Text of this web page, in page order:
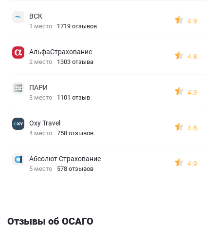
ВСК
1 место 1719 отзывов
4.9
АльфаСтрахование
2 место 1303 отзыва
4.8
ПАРИ
3 место 1101 отзыв
4.9
Oxy Travel
4 место 758 отзывов
4.8
Абсолют Страхование
5 место 578 отзывов
4.9
Отзывы об ОСАГО